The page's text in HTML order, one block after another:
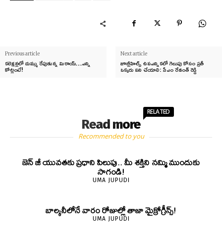
Previous article
కలెక్షన్లలో దుమ్ము రేపుతున్న మిరాయ్…ఎన్ని
కోట్లంటే!
Next article
జూబ్లీహిల్స్ ఉపఎన్నికలో గెలుపు కోసం ప్రతీ
ఒక్కరు పని చేయాలి: సీఎం రేవంత్ రెడ్డి
Read more
RELATED
Recommended to you
జెన్‌ జీ యువతకు ప్రధాని పిలుపు.. మీ శక్తిని నమ్మి ముందుకు
సాగండి!
UMA JUPUDI
బాల్కనీలోనే వారం రోజుల్లో తాజా మైక్రోగ్రీన్స్‌!
UMA JUPUDI